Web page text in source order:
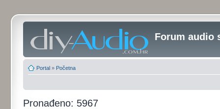
Forum audio
Portal » Početna
Pronađeno: 5967